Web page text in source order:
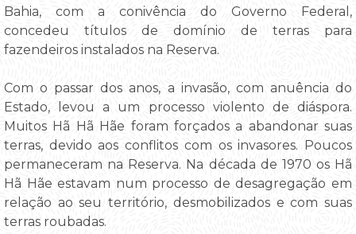
Bahia, com a conivência do Governo Federal,
concedeu títulos de domínio de terras para
fazendeiros instalados na Reserva.
Com o passar dos anos, a invasão, com anuência do
Estado, levou a um processo violento de diáspora.
Muitos Hã Hã Hãe foram forçados a abandonar suas
terras, devido aos conflitos com os invasores. Poucos
permaneceram na Reserva. Na década de 1970 os Hã
Hã Hãe estavam num processo de desagregação em
relação ao seu território, desmobilizados e com suas
terras roubadas.